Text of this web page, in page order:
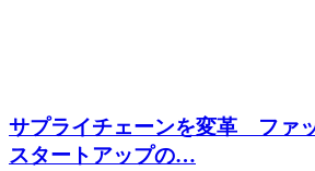
サプライチェーンを変革 ファ
スタートアップの…